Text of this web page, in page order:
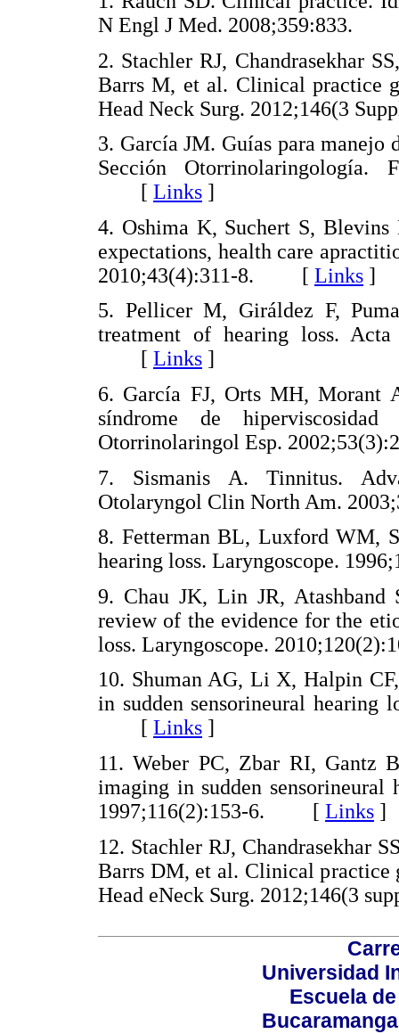
N Engl J Med.
2. Stachler RJ, Chandrasekhar
Barrs M, et al. Clinical practice
Head Neck Surg. 2012;146(3
3. García JM. Guías para
Sección Otorrinolaringología.
[ Links ]
4. Oshima K, Suchert S,
expectations, health care
2010;43(4):311-8. [ Links ]
5. Pellicer M, Giráldez F,
treatment of hearing loss. Acta
[ Links ]
6. García FJ, Orts MH, Morant
síndrome de
Otorrinolaringol Esp.
7. Sismanis A. Tinnitus.
Otolaryngol Clin North Am.
8. Fetterman BL, Luxford WM,
hearing loss. Laryngoscope.
9. Chau JK, Lin JR, Atashband
review of the evidence for the
loss. Laryngoscope.
10. Shuman AG, Li X, Halpin
in sudden sensorineural hearing
[ Links ]
11. Weber PC, Zbar RI, Gantz
imaging in sudden sensorineural
1997;116(2):153-6. [ Links ]
12. Stachler RJ, Chandrasekhar
Barrs DM, et al. Clinical practice
Head eNeck Surg.
Universidad
Escuela